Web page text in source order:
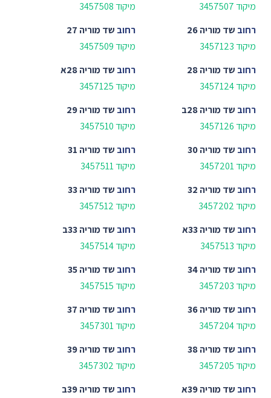
מיקוד 3457507
מיקוד 3457508
רחוב שד מוריה 26
מיקוד 3457123
רחוב שד מוריה 27
מיקוד 3457509
רחוב שד מוריה 28
מיקוד 3457124
רחוב שד מוריה 28א
מיקוד 3457125
רחוב שד מוריה 28ב
מיקוד 3457126
רחוב שד מוריה 29
מיקוד 3457510
רחוב שד מוריה 30
מיקוד 3457201
רחוב שד מוריה 31
מיקוד 3457511
רחוב שד מוריה 32
מיקוד 3457202
רחוב שד מוריה 33
מיקוד 3457512
רחוב שד מוריה 33א
מיקוד 3457513
רחוב שד מוריה 33ב
מיקוד 3457514
רחוב שד מוריה 34
מיקוד 3457203
רחוב שד מוריה 35
מיקוד 3457515
רחוב שד מוריה 36
מיקוד 3457204
רחוב שד מוריה 37
מיקוד 3457301
רחוב שד מוריה 38
מיקוד 3457205
רחוב שד מוריה 39
מיקוד 3457302
רחוב שד מוריה 39א
רחוב שד מוריה 39ב